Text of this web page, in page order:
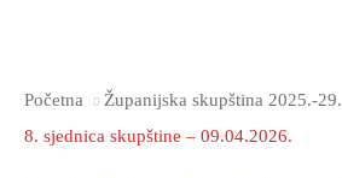
Početna
Županijska skupština 2025.-29.
8. sjednica skupštine – 09.04.2026.